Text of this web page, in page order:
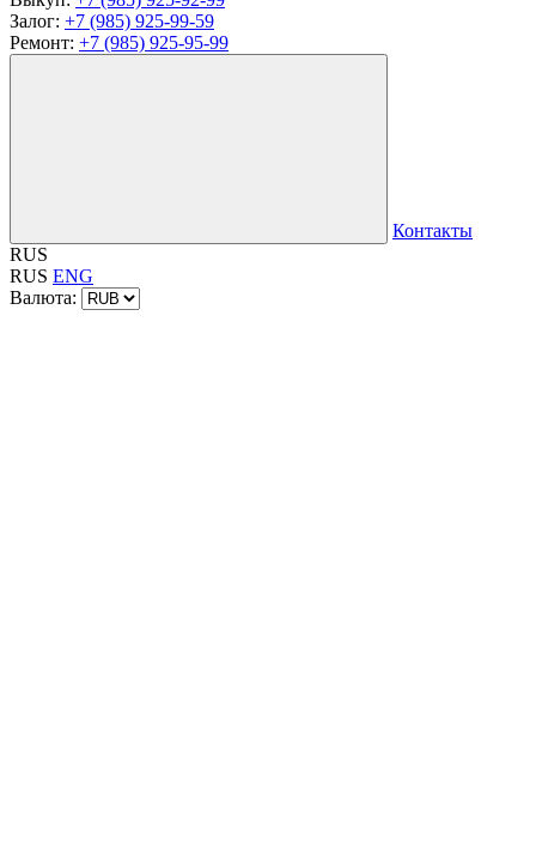
Залог: +7 (985) 925-99-59
Ремонт: +7 (985) 925-95-99
Контакты
RUS
RUS ENG
Валюта: